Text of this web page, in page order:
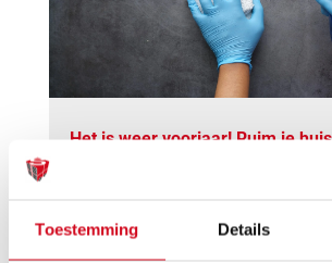
Toestemming Details
Het is weer voorjaar! Ruim je
De dagen worden langer en we zien
saaie wintermaanden achter ons